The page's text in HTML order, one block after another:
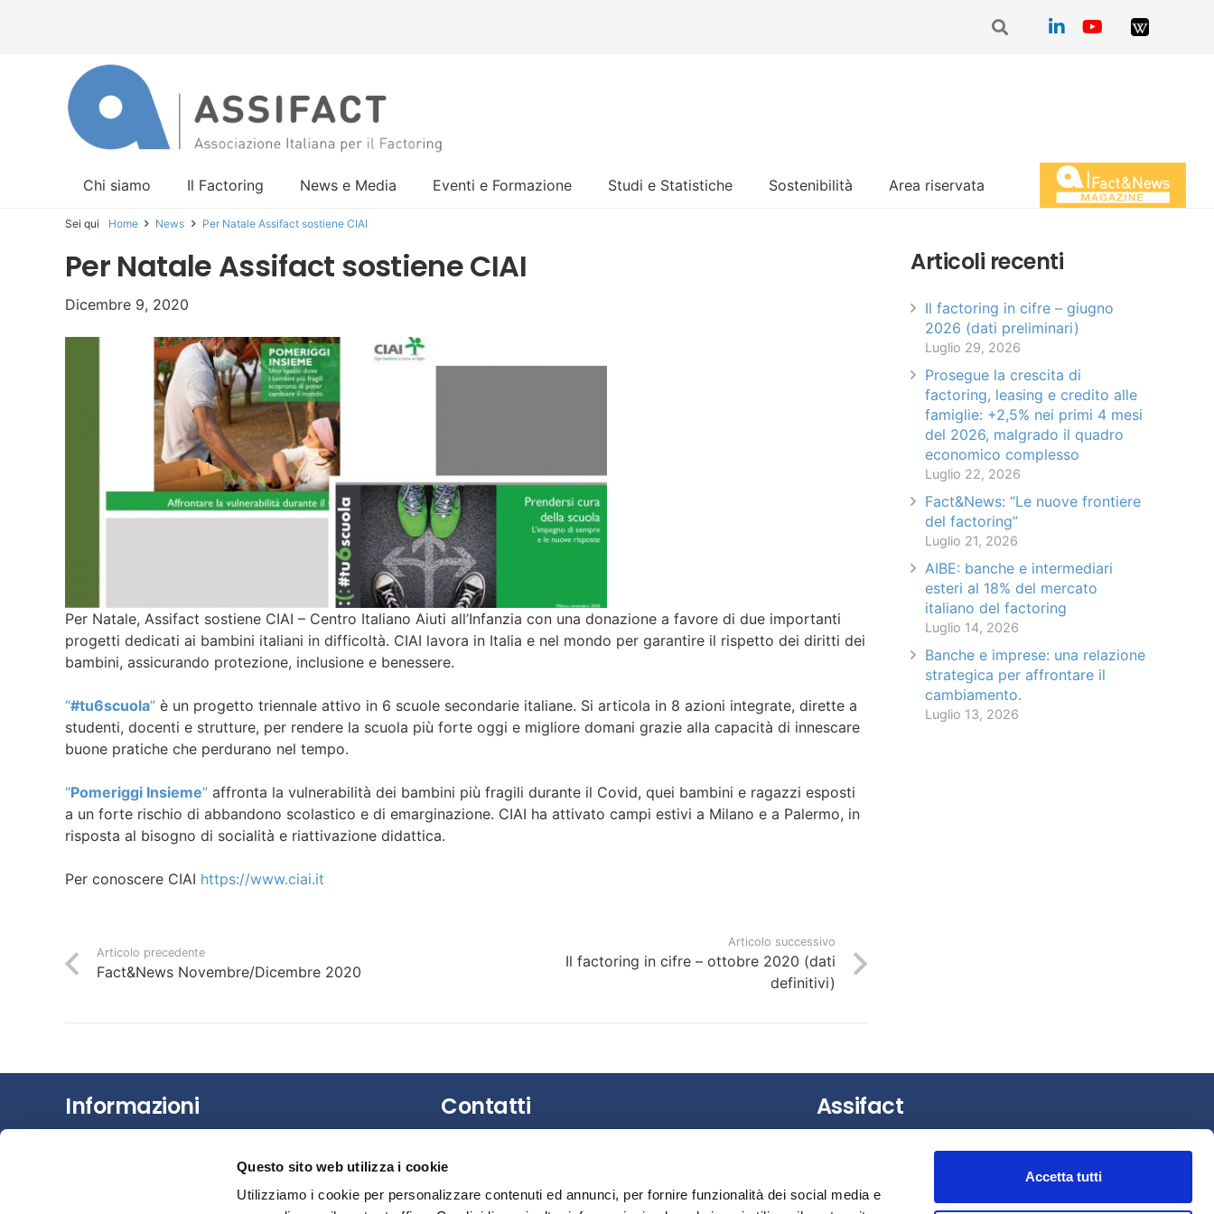
Questo sito web utilizza i cookie
Utilizziamo i cookie per personalizzare contenuti ed annunci, per fornire funzionalità dei social media e
Accetta tutti
Chi siamo Il Factoring News e Media Eventi e Formazione Studi e Statistiche Sostenibilità Area riservata Magazine Fact&News
Sei qui Home News Per Natale Assifact sostiene CIAI
Per Natale Assifact sostiene CIAI
Dicembre 9, 2020
Per Natale, Assifact sostiene CIAI – Centro Italiano Aiuti all’Infanzia con una donazione a favore di due importanti
progetti dedicati ai bambini italiani in difficoltà. CIAI lavora in Italia e nel mondo per garantire il rispetto dei diritti dei
bambini, assicurando protezione, inclusione e benessere.
“#tu6scuola” è un progetto triennale attivo in 6 scuole secondarie italiane. Si articola in 8 azioni integrate, dirette a
studenti, docenti e strutture, per rendere la scuola più forte oggi e migliore domani grazie alla capacità di innescare
buone pratiche che perdurano nel tempo.
“Pomeriggi Insieme” affronta la vulnerabilità dei bambini più fragili durante il Covid, quei bambini e ragazzi esposti
a un forte rischio di abbandono scolastico e di emarginazione. CIAI ha attivato campi estivi a Milano e a Palermo, in
risposta al bisogno di socialità e riattivazione didattica.
Per conoscere CIAI https://www.ciai.it
Articolo precedente
Fact&News Novembre/Dicembre 2020
Articolo successivo
Il factoring in cifre – ottobre 2020 (dati
definitivi)
Articoli recenti
Il factoring in cifre – giugno
2026 (dati preliminari)
Luglio 29, 2026
Prosegue la crescita di
factoring, leasing e credito alle
famiglie: +2,5% nei primi 4 mesi
del 2026, malgrado il quadro
economico complesso
Luglio 22, 2026
Fact&News: “Le nuove frontiere
del factoring”
Luglio 21, 2026
AIBE: banche e intermediari
esteri al 18% del mercato
italiano del factoring
Luglio 14, 2026
Banche e imprese: una relazione
strategica per affrontare il
cambiamento.
Luglio 13, 2026
Informazioni Contatti
pubblico.
È possibile richiedere un appuntamento
Assifact
Largo Augusto, 3 –20122 Milano (MI)
Fax: +39 0276020159